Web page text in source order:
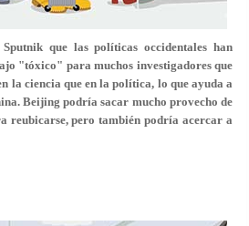
que las políticas occidentales han
"tóxico" para muchos investigadores que
la ciencia que en la política, lo que ayuda a
Beijing podría sacar mucho provecho de
reubicarse, pero también podría acercar a